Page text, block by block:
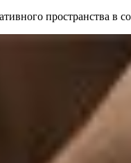
пространства в